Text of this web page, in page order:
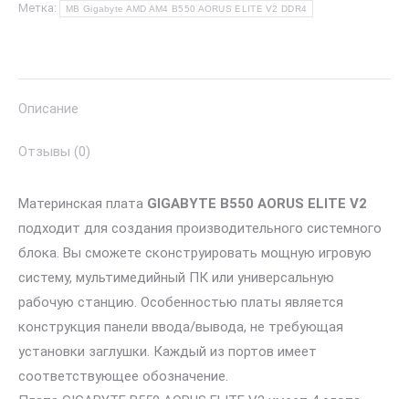
AMD
AORUS
ELITE
DDR4
Метка: MB Gigabyte AMD AM4 B550 AORUS ELITE V2 DDR4
Описание
Отзывы (0)
Материнская плата GIGABYTE B550 AORUS ELITE V2
подходит для создания производительного системного
блока. Вы сможете сконструировать мощную игровую
систему, мультимедийный ПК или универсальную
рабочую станцию. Особенностью платы является
конструкция панели ввода/вывода, не требующая
установки заглушки. Каждый из портов имеет
соответствующее обозначение.